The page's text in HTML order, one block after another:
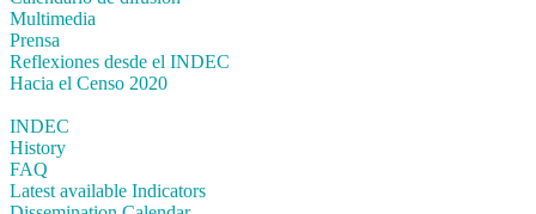
Multimedia
Prensa
Reflexiones desde el INDEC
Hacia el Censo 2020
INDEC
History
FAQ
Latest available Indicators